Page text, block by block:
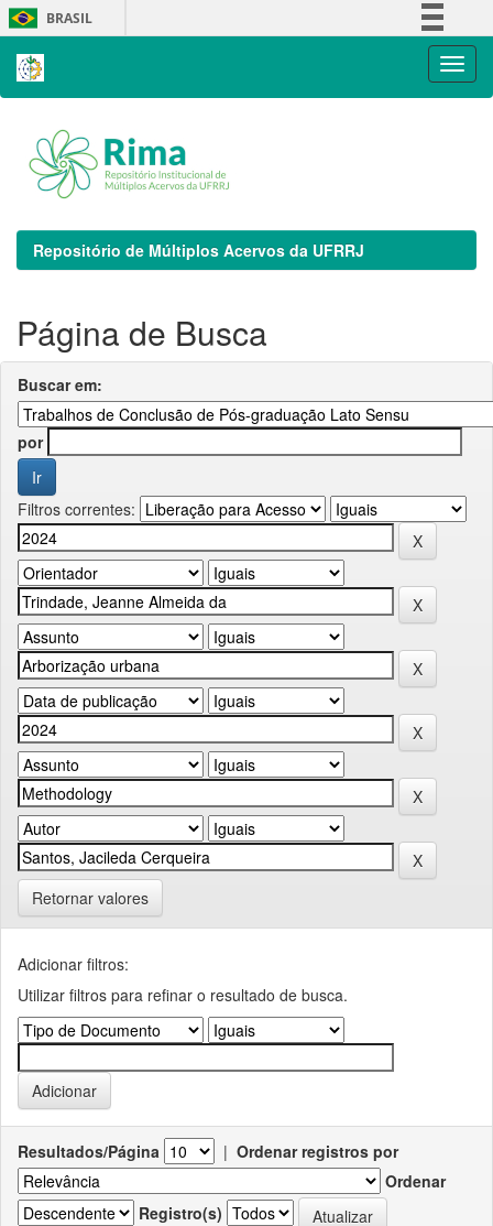
Skip
navigation
BRASIL
Repositório de Múltiplos Acervos da UFRRJ
Página de Busca
Buscar em:
por
Filtros correntes:
Retornar valores
Adicionar filtros:
Utilizar filtros para refinar o resultado de busca.
Resultados/Página | Ordenar registros por
Ordenar
Registro(s)